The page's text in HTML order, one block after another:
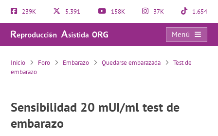
239K 5.391 158K 37K 1.654
Menú
Sensibilidad 20 mUI/ml test de embarazo
Inicio Foro Embarazo Quedarse embarazada
Test de
embarazo
Sensibilidad 20 mUI/ml test de
embarazo